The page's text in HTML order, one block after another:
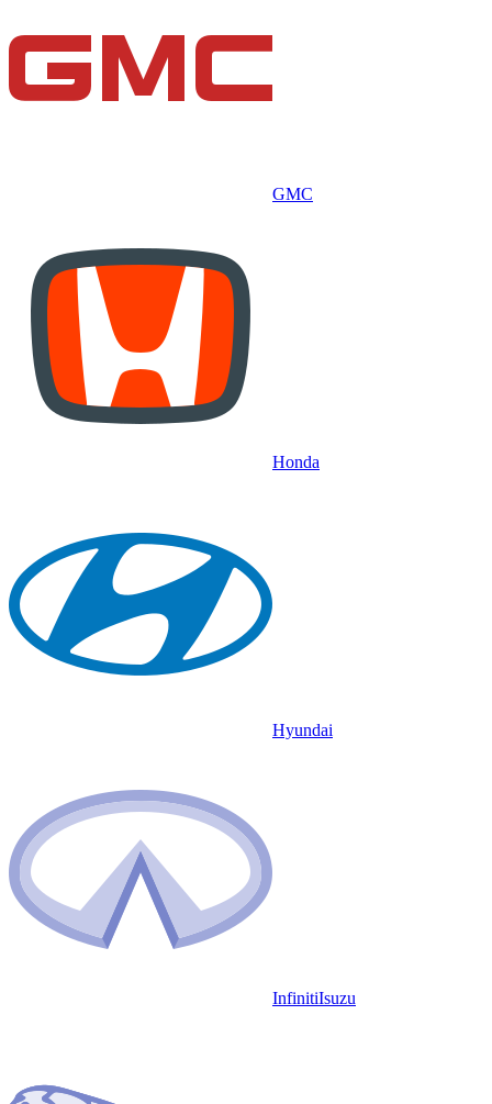
GMC
Honda
Hyundai
InfinitiIsuzu